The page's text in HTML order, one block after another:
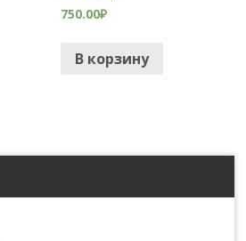
750.00₽
В корзину